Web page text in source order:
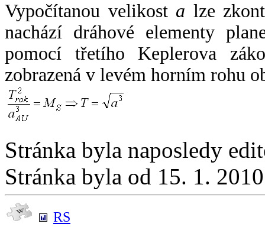
Vypočítanou velikost a lze
nachází dráhové elementy
pomocí třetího Keplerova
zobrazená v levém horním rohu
Stránka byla naposledy
Stránka byla od 15. 1.
RS